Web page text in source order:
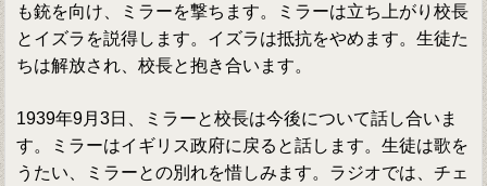
も銃を向け、ミラーを撃ちます。ミラーは立ち上がり校長
とイズラを説得します。イズラは抵抗をやめます。生徒た
ちは解放され、校長と抱き合います。
1939年9月3日、ミラーと校長は今後について話し合いま
す。ミラーはイギリス政府に戻ると話します。生徒は歌を
うたい、ミラーとの別れを惜しみます。ラジオでは、チェ